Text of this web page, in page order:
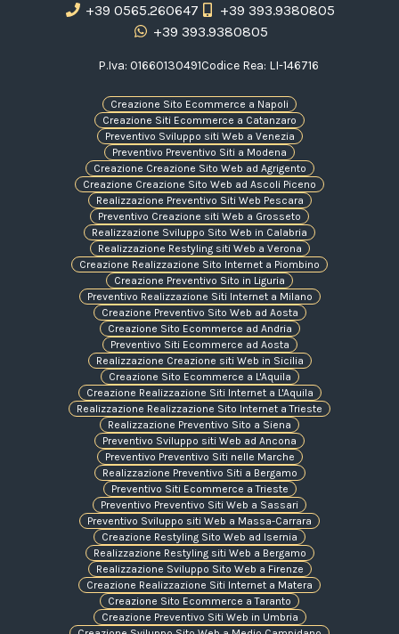
+39 0565.260647
+39 393.9380805
+39 393.9380805
P.Iva: 01660130491Codice Rea: LI-146716
Creazione Sito Ecommerce a Napoli
Creazione Siti Ecommerce a Catanzaro
Preventivo Sviluppo siti Web a Venezia
Preventivo Preventivo Siti a Modena
Creazione Creazione Sito Web ad Agrigento
Creazione Creazione Sito Web ad Ascoli Piceno
Realizzazione Preventivo Siti Web Pescara
Preventivo Creazione siti Web a Grosseto
Realizzazione Sviluppo Sito Web in Calabria
Realizzazione Restyling siti Web a Verona
Creazione Realizzazione Sito Internet a Piombino
Creazione Preventivo Sito in Liguria
Preventivo Realizzazione Siti Internet a Milano
Creazione Preventivo Sito Web ad Aosta
Creazione Sito Ecommerce ad Andria
Preventivo Siti Ecommerce ad Aosta
Realizzazione Creazione siti Web in Sicilia
Creazione Sito Ecommerce a L'Aquila
Creazione Realizzazione Siti Internet a L'Aquila
Realizzazione Realizzazione Sito Internet a Trieste
Realizzazione Preventivo Sito a Siena
Preventivo Sviluppo siti Web ad Ancona
Preventivo Preventivo Siti nelle Marche
Realizzazione Preventivo Siti a Bergamo
Preventivo Siti Ecommerce a Trieste
Preventivo Preventivo Siti Web a Sassari
Preventivo Sviluppo siti Web a Massa-Carrara
Creazione Restyling Sito Web ad Isernia
Realizzazione Restyling siti Web a Bergamo
Realizzazione Sviluppo Sito Web a Firenze
Creazione Realizzazione Siti Internet a Matera
Creazione Sito Ecommerce a Taranto
Creazione Preventivo Siti Web in Umbria